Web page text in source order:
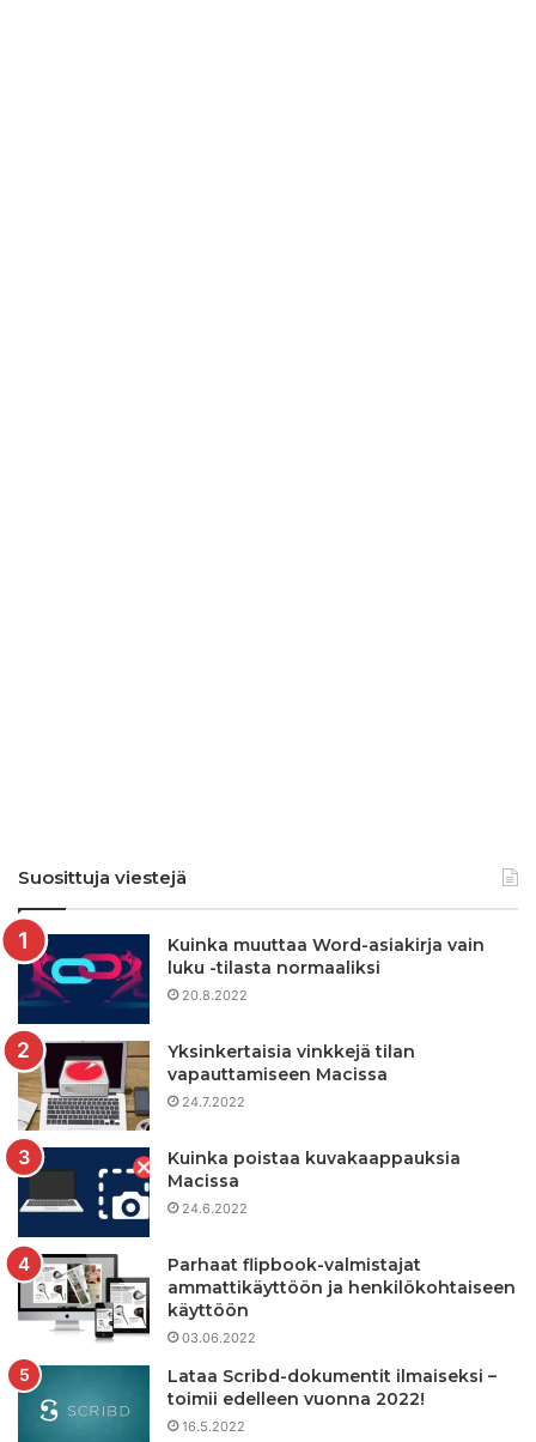
Suosittuja viestejä
Kuinka muuttaa Word-asiakirja vain
luku -tilasta normaaliksi
20.8.2022
Yksinkertaisia ​​vinkkejä tilan
vapauttamiseen Macissa
24.7.2022
Kuinka poistaa kuvakaappauksia
Macissa
24.6.2022
Parhaat flipbook-valmistajat
ammattikäyttöön ja henkilökohtaiseen
käyttöön
03.06.2022
Lataa Scribd-dokumentit ilmaiseksi –
toimii edelleen vuonna 2022!
16.5.2022